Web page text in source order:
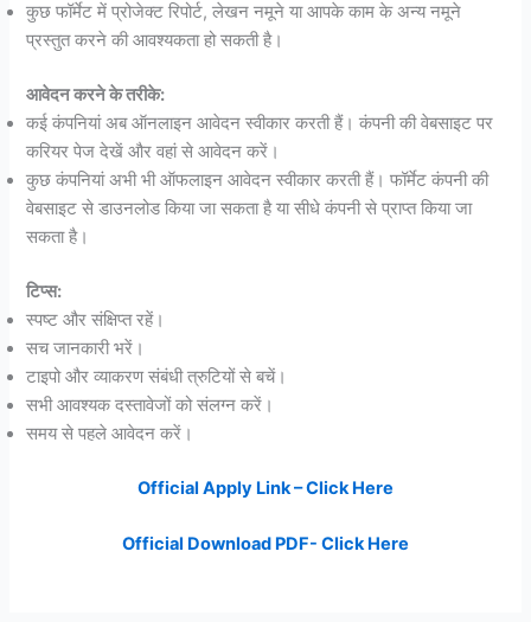
कुछ फॉर्मेट में प्रोजेक्ट रिपोर्ट, लेखन नमूने या आपके काम के अन्य नमूने
प्रस्तुत करने की आवश्यकता हो सकती है।
आवेदन करने के तरीके:
कई कंपनियां अब ऑनलाइन आवेदन स्वीकार करती हैं। कंपनी की वेबसाइट पर
करियर पेज देखें और वहां से आवेदन करें।
कुछ कंपनियां अभी भी ऑफलाइन आवेदन स्वीकार करती हैं। फॉर्मेट कंपनी की
वेबसाइट से डाउनलोड किया जा सकता है या सीधे कंपनी से प्राप्त किया जा
सकता है।
टिप्स:
स्पष्ट और संक्षिप्त रहें।
सच जानकारी भरें।
टाइपो और व्याकरण संबंधी त्रुटियों से बचें।
सभी आवश्यक दस्तावेजों को संलग्न करें।
समय से पहले आवेदन करें।
Official Apply Link – Click Here
Official Download PDF- Click Here